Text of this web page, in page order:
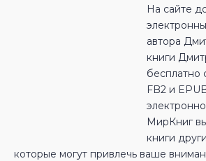
На сайте
автора
книги
бесплатно
FB2 и
МирКниг
книги
которые могут привлечь ваше